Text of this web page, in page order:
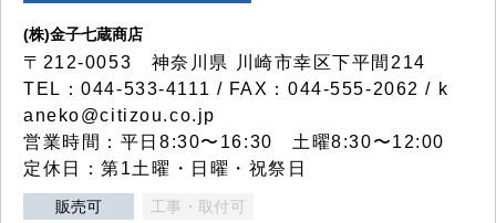
(株)金子七蔵商店
〒212-0053 神奈川県 川崎市幸区下平間214
TEL：044-533-4111 / FAX：044-555-2062 / k
aneko@citizou.co.jp
営業時間：平日8:30〜16:30 土曜8:30〜12:00
定休日：第1土曜・日曜・祝祭日
販売可 工事・取付可